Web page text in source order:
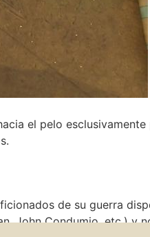
el pelo esclusivamente
de su guerra
John Condumio, etc.) y